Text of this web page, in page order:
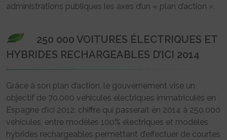
administrations publiques les axes d’un « plan d’action ».
250 000 VOITURES ÉLECTRIQUES ET
HYBRIDES RECHARGEABLES D’ICI 2014
Grâce à son plan d’action, le gouvernement vise un
objectif de 70.000 véhicules électriques immatriculés en
Espagne d’ici 2012, chiffre qui passerait en 2014 à 250.000
véhicules, entre modèles 100% électriques et modèles
hybrides rechargeables permettant d’effectuer de courtes